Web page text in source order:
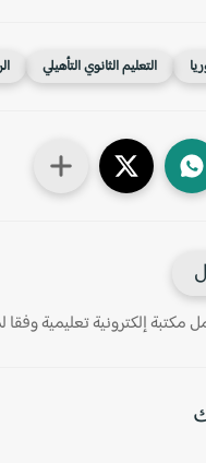
التعليم الثانوي التأهيلي
مكتبة إلكترونية تعليمية وفقا